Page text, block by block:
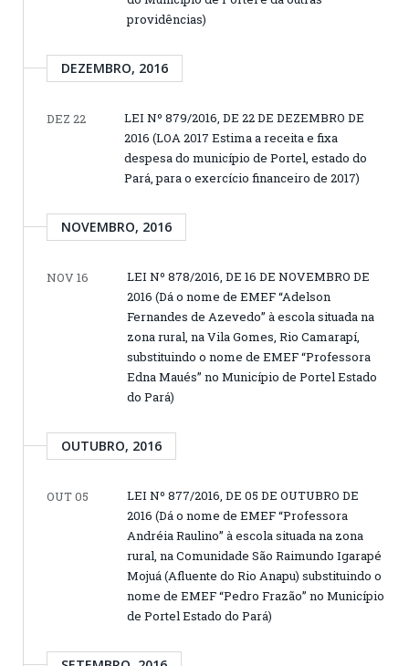
providências)
DEZEMBRO, 2016
DEZ 22
LEI Nº 879/2016, DE 22 DE DEZEMBRO DE
2016 (LOA 2017 Estima a receita e fixa
despesa do município de Portel, estado do
Pará, para o exercício financeiro de 2017)
NOVEMBRO, 2016
NOV 16
LEI Nº 878/2016, DE 16 DE NOVEMBRO DE
2016 (Dá o nome de EMEF “Adelson
Fernandes de Azevedo” à escola situada na
zona rural, na Vila Gomes, Rio Camarapí,
substituindo o nome de EMEF “Professora
Edna Maués” no Município de Portel Estado
do Pará)
OUTUBRO, 2016
OUT 05
LEI Nº 877/2016, DE 05 DE OUTUBRO DE
2016 (Dá o nome de EMEF “Professora
Andréia Raulino” à escola situada na zona
rural, na Comunidade São Raimundo Igarapé
Mojuá (Afluente do Rio Anapu) substituindo o
nome de EMEF “Pedro Frazão” no Município
de Portel Estado do Pará)